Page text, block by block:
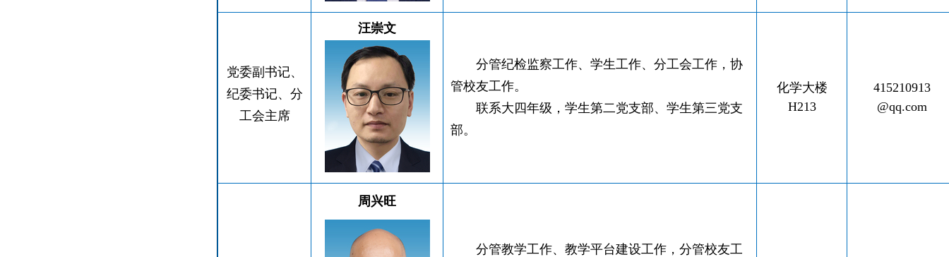
党委副书记、
纪委书记、分
工会主席
汪崇文
分管纪检监察工作、学生工作、分工会工作，协
管校友工作。
联系大四年级，学生第二党支部、学生第三党支
部。
化学大楼
H213
415210913
@qq.com
周兴旺
分管教学工作、教学平台建设工作，分管校友工